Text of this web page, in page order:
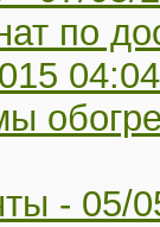
по
04:04
- 05/